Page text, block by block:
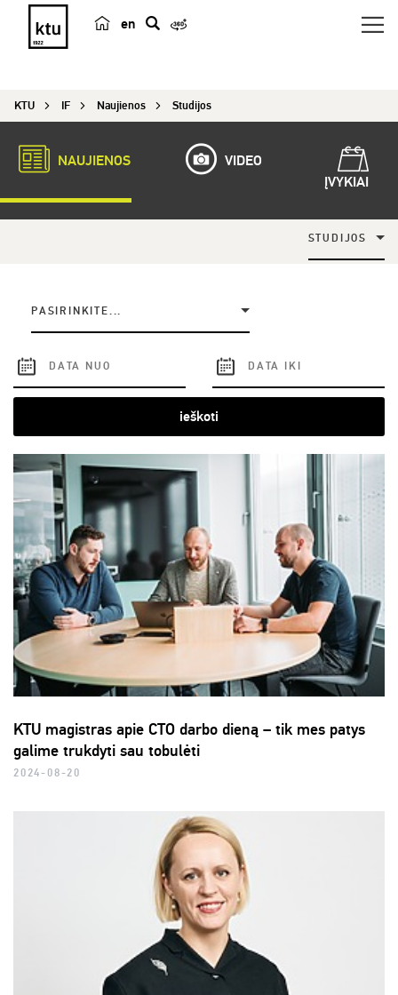
en
e
KTU IF Naujienos Studijos
NAUJIENOS
VIDEO
ĮVYKIAI
STUDIJOS
PASIRINKITE...
ieškoti
KTU magistras apie CTO darbo dieną – tik mes patys
galime trukdyti sau tobulėti
2024-08-20